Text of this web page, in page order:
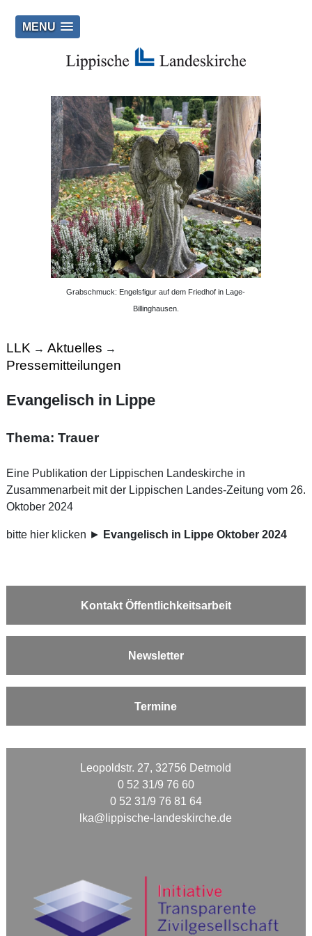
MENU
Grabschmuck: Engelsfigur auf dem Friedhof in Lage-
Billinghausen.
LLK → Aktuelles →
Pressemitteilungen
Evangelisch in Lippe
Thema: Trauer
Eine Publikation der Lippischen Landeskirche in
Zusammenarbeit mit der Lippischen Landes-Zeitung vom 26.
Oktober 2024
bitte hier klicken ► Evangelisch in Lippe Oktober 2024
Kontakt Öffentlichkeitsarbeit
Newsletter
Termine
Leopoldstr. 27, 32756 Detmold
0 52 31/9 76 60
0 52 31/9 76 81 64
lka@lippische-landeskirche.de